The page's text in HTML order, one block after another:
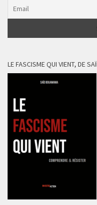
LE FASCISME QUI VIENT, DE